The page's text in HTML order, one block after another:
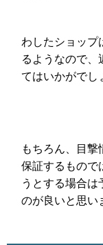
わしたショップ
るようなので、
てはいかがでし
もちろん、目撃
保証するもので
うとする場合は
のが良いと思い